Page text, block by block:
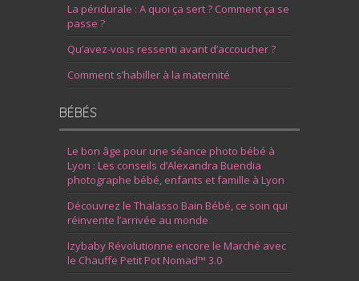
La péridurale : A quoi ça sert ? Comment ça se
passe ?
Qu’avez-vous ressenti avant d’accoucher ?
Comment s’habiller à la maternité
BÉBÉS
Le bon âge pour une séance photo bébé à
Lyon : Les conseils d’Alexandra Buendia
photographe bébé, enfants et famille à Lyon
Découvrez le Thalasso Bain Bébé, ce soin qui
réinvente l’arrivée au monde
Izybaby Révolutionne encore le Marché avec
le Chauffe Petit Pot Nomad™ 3.0